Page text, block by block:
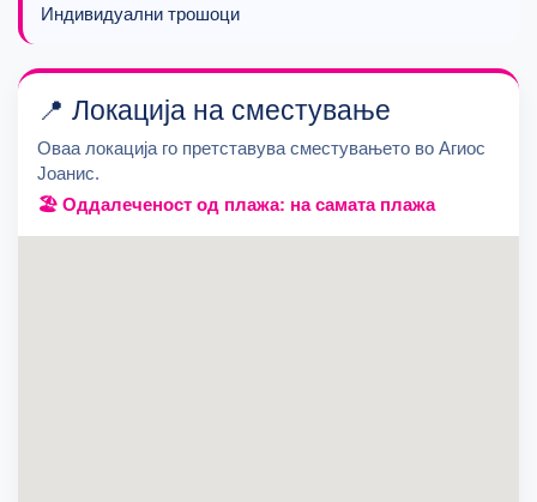
Индивидуални трошоци
📍 Локација на сместување
Оваа локација го претставувa сместувањето во Агиос
Јоанис.
🏖 Оддалеченост од плажа: на самата плажа